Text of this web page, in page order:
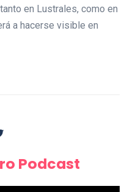
en Lustrales, como en
a hacerse visible en
Podcast